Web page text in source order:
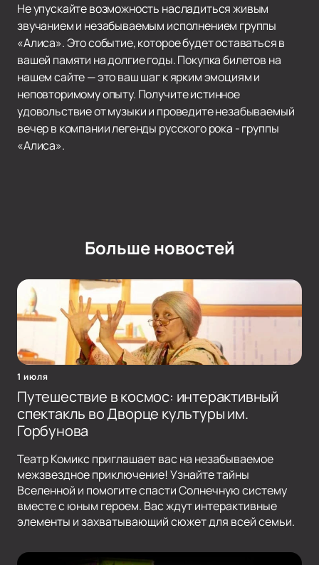
Не упускайте возможность насладиться живым
звучанием и незабываемым исполнением группы
«Алиса». Это событие, которое будет оставаться в
вашей памяти на долгие годы. Покупка билетов на
нашем сайте — это ваш шаг к ярким эмоциям и
неповторимому опыту. Получите истинное
удовольствие от музыки и проведите незабываемый
вечер в компании легенды русского рока - группы
«Алиса».
Больше новостей
1 июля
Путешествие в космос: интерактивный
спектакль во Дворце культуры им.
Горбунова
Театр Комикс приглашает вас на незабываемое
межзвездное приключение! Узнайте тайны
Вселенной и помогите спасти Солнечную систему
вместе с юным героем. Вас ждут интерактивные
элементы и захватывающий сюжет для всей семьи.